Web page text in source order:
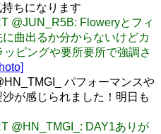
ちになります
@JUN_R5B: Floweryとフィ
曲出るか分からないけどカ
ピングや要所要所で強調さ
パフォーマンスや
が感じられました！明日も
@HN_TMGI_: DAY1ありが